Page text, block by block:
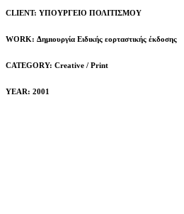
CLIENT: ΥΠΟΥΡΓΕΙΟ ΠΟΛΙΤΙΣΜΟΥ
WORK: Δημιουργία Ειδικής εορταστικής έκδοσης
CATEGORY: Creative / Print
YEAR: 2001